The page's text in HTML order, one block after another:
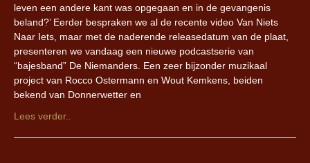
leven een andere kant was opgegaan en in de gevangenis
beland?’ Eerder bespraken we al de recente video Van Niets
Naar Iets, maar met de naderende releasedatum van de plaat,
presenteren we vandaag een nieuwe podcastserie van
“bajesband” De Niemanders. Een zeer bijzonder muzikaal
project van Rocco Ostermann en Wout Kemkens, beiden
bekend van Donnerwetter en
Lees verder..